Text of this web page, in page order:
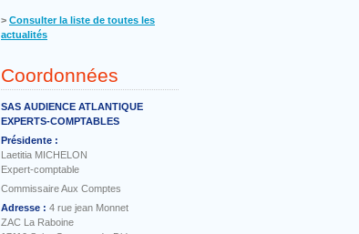
˃ Consulter la liste de toutes les
actualités
Coordonnées
SAS AUDIENCE ATLANTIQUE
EXPERTS-COMPTABLES
Présidente :
Laetitia MICHELON
Expert-comptable
Commissaire Aux Comptes
Adresse : 4 rue jean Monnet
ZAC La Raboine